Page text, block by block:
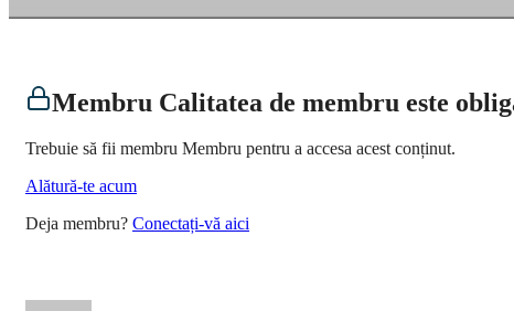
Membru Calitatea de membru este
Trebuie să fii membru Membru pentru a accesa acest conținut.
Alătură-te acum
Deja membru? Conectați-vă aici